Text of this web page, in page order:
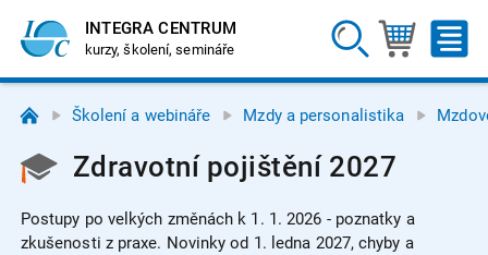
INTEGRA CENTRUM
kurzy, školení, semináře
Školení a webináře Mzdy a personalistika
Zdravotní pojištění 2027
Postupy po velkých změnách k 1. 1. 2026 - poznatky a
zkušenosti z praxe. Novinky od 1. ledna 2027, chyby a